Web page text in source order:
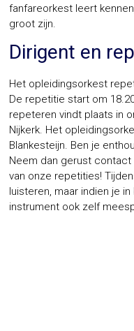
fanfareorkest leert
groot zijn.
Dirigent en
Het opleidingsorkest
De repetitie start om
repeteren vindt plaats in
Nijkerk. Het
Blankesteijn. Ben je
Neem dan gerust
van onze repetities!
luisteren, maar indien je
instrument ook zelf